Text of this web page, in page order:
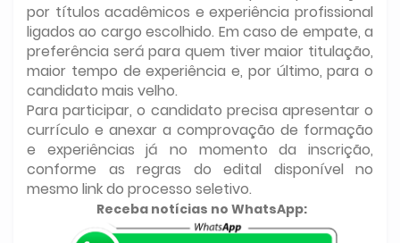
por títulos acadêmicos e experiência profissional
ligados ao cargo escolhido. Em caso de empate, a
preferência será para quem tiver maior titulação,
maior tempo de experiência e, por último, para o
candidato mais velho.
Para participar, o candidato precisa apresentar o
currículo e anexar a comprovação de formação
e experiências já no momento da inscrição,
conforme as regras do edital disponível no
mesmo link do processo seletivo.
Receba notícias no WhatsApp: